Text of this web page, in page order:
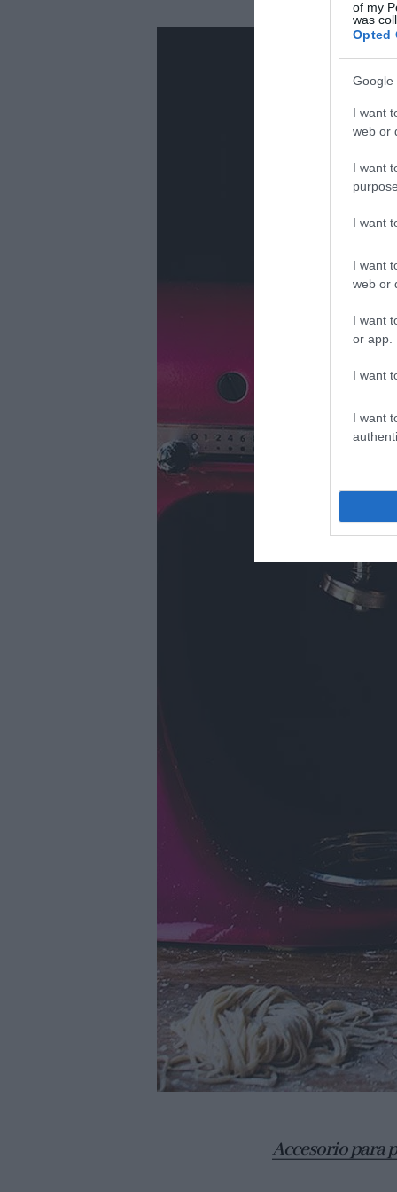
of my
was
Opted
Google
I want
web or
I want
I want
I want
web or
I want
or app.
I want
I want
Accesorio para